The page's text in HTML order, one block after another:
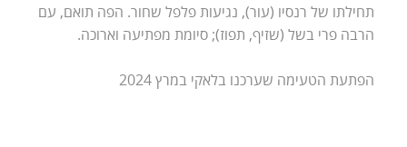
תחילתו של רנסיו (עור), נגיעות פלפל שחור. הפה תואם, עם
הרבה פרי בשל (שזיף, תפוז); סיומת מפתיעה וארוכה.
הפתעת הטעימה שערכנו בלאקי במרץ 2024